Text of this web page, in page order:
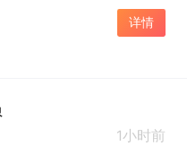
详情
1小时前